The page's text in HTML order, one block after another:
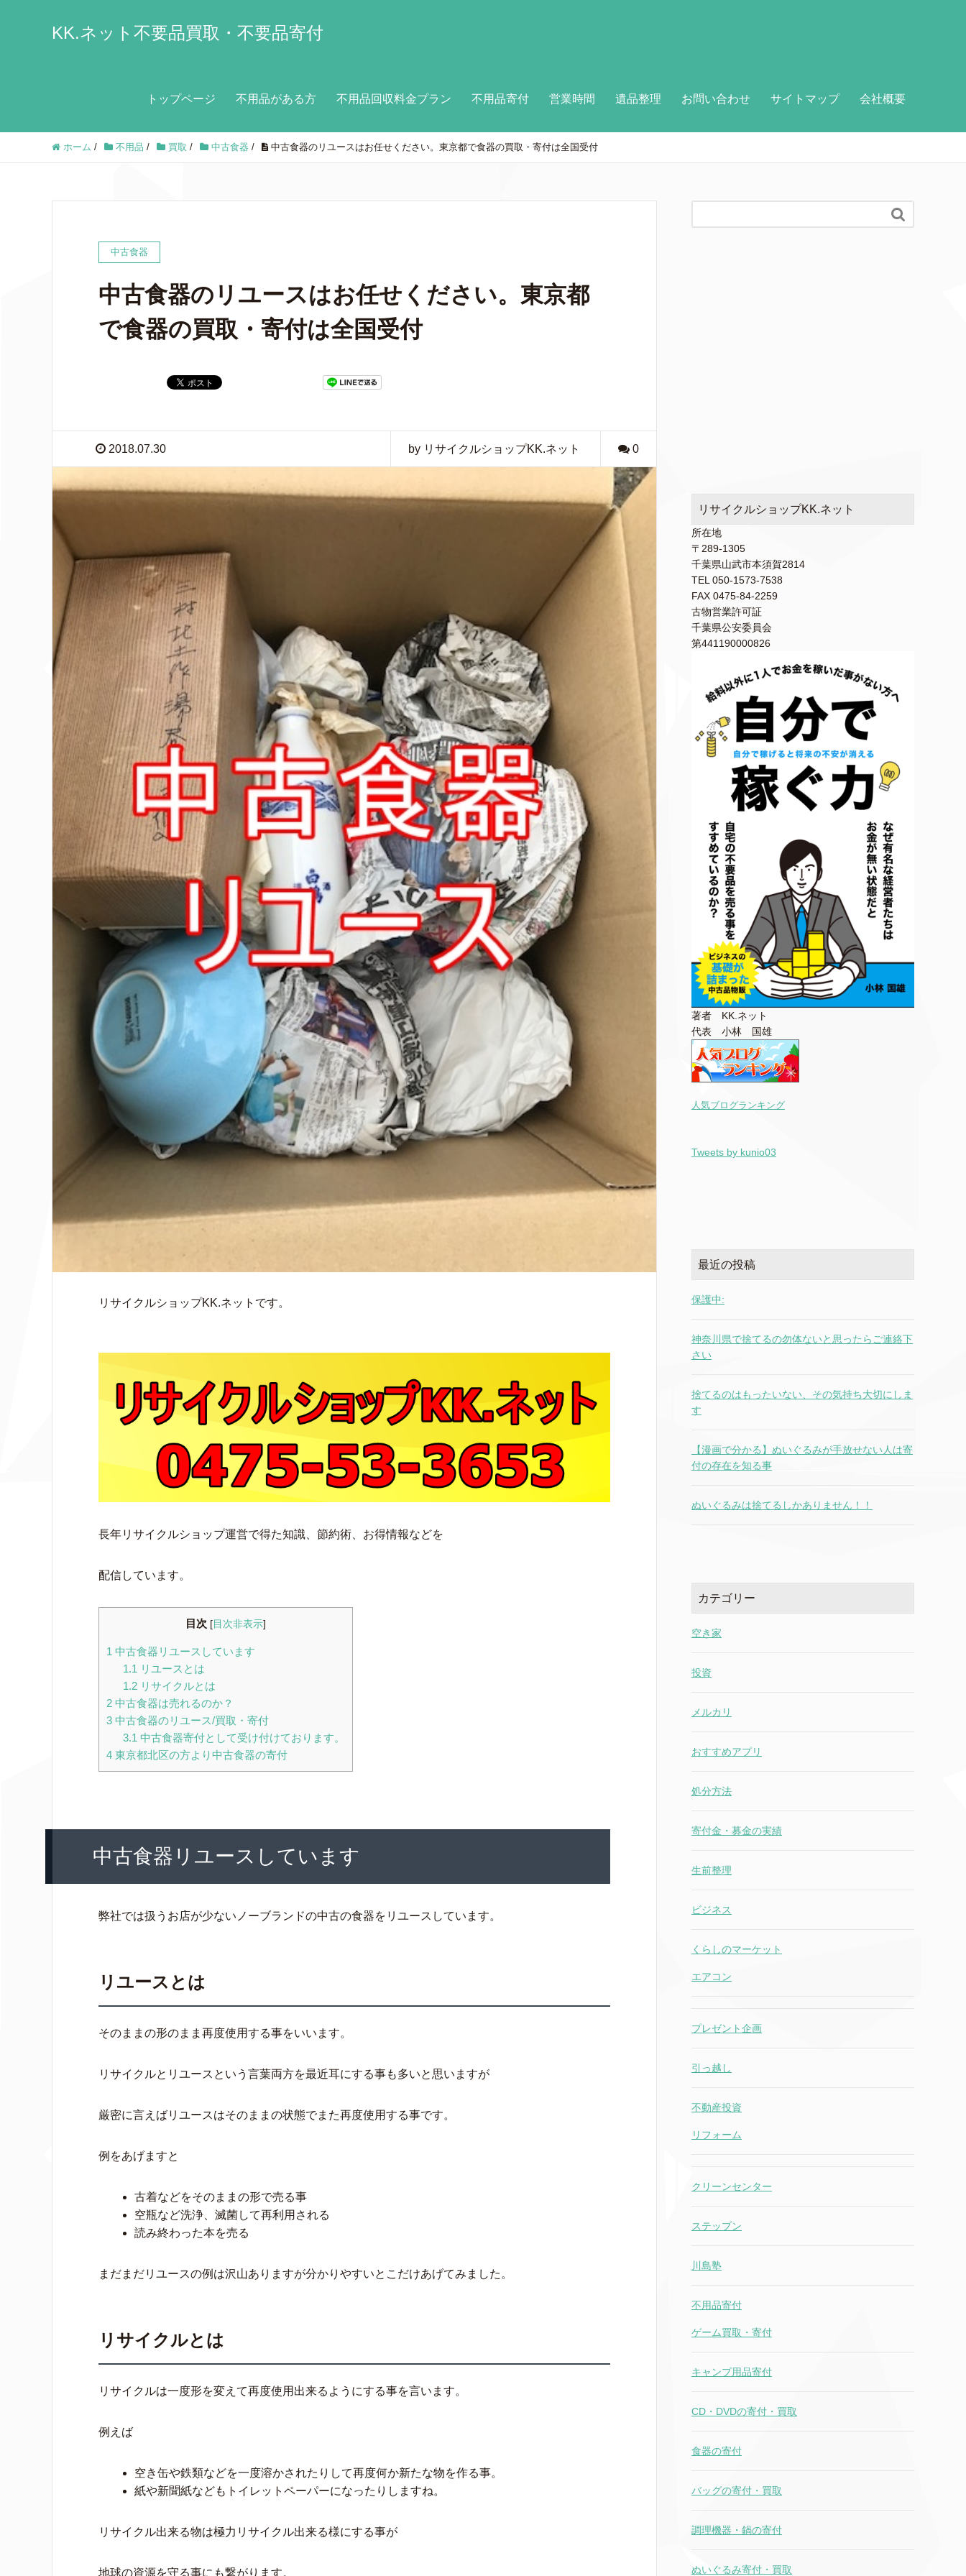
KK.ネット不要品買取・不要品寄付
トップページ 不用品がある方 不用品回収料金プラン 不用品寄付 営業時間 遺品整理 お問い合わせ サイトマップ 会社概要
ホーム / 不用品 / 買取 / 中古食器 / 中古食器のリユースはお任せください。東京都で食器の買取・寄付は全国受付
中古食器
中古食器のリユースはお任せください。東京都
で食器の買取・寄付は全国受付
2018.07.30 by リサイクルショップKK.ネット 0
リサイクルショップKK.ネットです。
長年リサイクルショップ運営で得た知識、節約術、お得情報などを
配信しています。
目次 [ 目次非表示]
1 中古食器リユースしています
1.1リユースとは
1.2リサイクルとは
2 中古食器は売れるのか？
3 中古食器のリユース/買取・寄付
3.1中古食器寄付として受け付けております。
4 東京都北区の方より中古食器の寄付
中古食器リユースしています
弊社では扱うお店が少ないノーブランドの中古の食器をリユースしています。
リユースとは
そのままの形のまま再度使用する事をいいます。
リサイクルとリユースという言葉両方を最近耳にする事も多いと思いますが
厳密に言えばリユースはそのままの状態でまた再度使用する事です。
例をあげますと
古着などをそのままの形で売る事
空瓶など洗浄、滅菌して再利用される
読み終わった本を売る
まだまだリユースの例は沢山ありますが分かりやすいとこだけあげてみました。
リサイクルとは
リサイクルは一度形を変えて再度使用出来るようにする事を言います。
例えば
空き缶や鉄類などを一度溶かされたりして再度何か新たな物を作る事。
紙や新聞紙などもトイレットペーパーになったりしますね。
リサイクル出来る物は極力リサイクル出来る様にする事が
地球の資源を守る事にも繋がります。

リサイクルショップKK.ネット
所在地
〒289-1305
千葉県山武市本須賀2814
TEL 050-1573-7538
FAX 0475-84-2259
古物営業許可証
千葉県公安委員会
第441190000826
著者 KK.ネット
代表 小林 国雄
人気ブログランキング
Tweets by kunio03
最近の投稿
保護中:
神奈川県で捨てるの勿体ないと思ったらご連絡下
さい
捨てるのはもったいない、その気持ち大切にしま
す
【漫画で分かる】ぬいぐるみが手放せない人は寄
付の存在を知る事
ぬいぐるみは捨てるしかありません！！
カテゴリー
空き家
投資
メルカリ
おすすめアプリ
処分方法
寄付金・募金の実績
生前整理
ビジネス
くらしのマーケット
エアコン
プレゼント企画
引っ越し
不動産投資
リフォーム
クリーンセンター
ステップン
川島塾
不用品寄付
ゲーム買取・寄付
キャンプ用品寄付
CD・DVDの寄付・買取
食器の寄付
バッグの寄付・買取
調理機器・鍋の寄付
ぬいぐるみ寄付・買取